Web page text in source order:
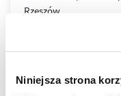
Niniejsza strona
budownictwie, to